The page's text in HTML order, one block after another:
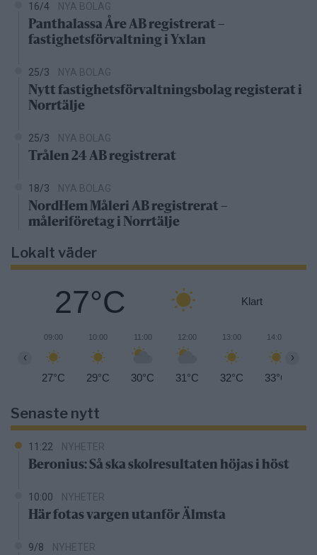
16/4 NYA BOLAG
Panthalassa Åre AB registrerat –
fastighetsförvaltning i Yxlan
25/3 NYA BOLAG
Nytt fastighetsförvaltningsbolag registerat i
Norrtälje
25/3 NYA BOLAG
Trålen 24 AB registrerat
18/3 NYA BOLAG
NordHem Måleri AB registrerat –
måleriföretag i Norrtälje
Lokalt väder
27°C Klart
09:00
27°C
10:00
29°C
11:00
30°C
12:00
31°C
13:00
32°C
14:00
33°C
‹ ›
Senaste nytt
11:22 NYHETER
Beronius: Så ska skolresultaten höjas i höst
10:00 NYHETER
Här fotas vargen utanför Älmsta
9/8 NYHETER